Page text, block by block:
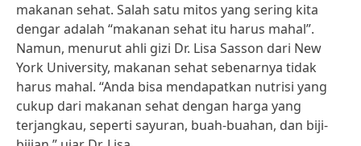
makanan sehat. Salah satu mitos yang sering kita
dengar adalah “makanan sehat itu harus mahal”.
Namun, menurut ahli gizi Dr. Lisa Sasson dari New
York University, makanan sehat sebenarnya tidak
harus mahal. “Anda bisa mendapatkan nutrisi yang
cukup dari makanan sehat dengan harga yang
terjangkau, seperti sayuran, buah-buahan, dan biji-